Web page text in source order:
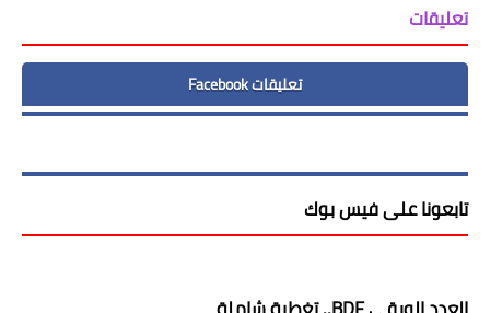
تعليقات
تعليقات Facebook
تابعونا على فيس بوك